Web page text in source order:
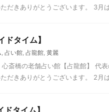
だきありがとうございます。 3月
タイム】
, 占い館, 占龍館, 黄麗
斎橋の老舗占い館【占龍館】 代
だきありがとうございます。 2月
タイム】